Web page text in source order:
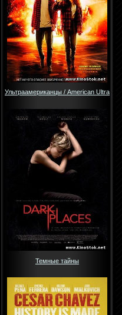
Ультраамериканцы / American Ultra
Темные тайны